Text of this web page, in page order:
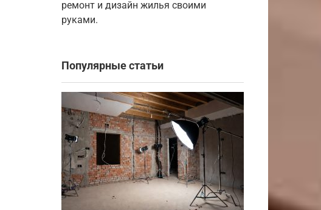
ремонт и дизайн жилья своими
руками.
Популярные статьи